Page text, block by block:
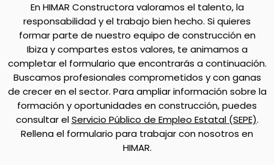
En HIMAR Constructora valoramos el talento, la
responsabilidad y el trabajo bien hecho. Si quieres
formar parte de nuestro equipo de construcción en
Ibiza y compartes estos valores, te animamos a
completar el formulario que encontrarás a continuación.
Buscamos profesionales comprometidos y con ganas
de crecer en el sector. Para ampliar información sobre la
formación y oportunidades en construcción, puedes
consultar elServicio Público de Empleo Estatal (SEPE).
Rellena el formulario para trabajar con nosotros en
HIMAR.